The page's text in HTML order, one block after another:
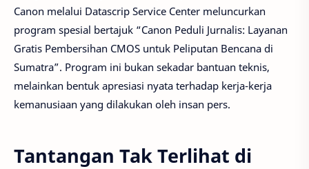
Canon melalui Datascrip Service Center meluncurkan
program spesial bertajuk “Canon Peduli Jurnalis: Layanan
Gratis Pembersihan CMOS untuk Peliputan Bencana di
Sumatra”. Program ini bukan sekadar bantuan teknis,
melainkan bentuk apresiasi nyata terhadap kerja-kerja
kemanusiaan yang dilakukan oleh insan pers.
Tantangan Tak Terlihat di